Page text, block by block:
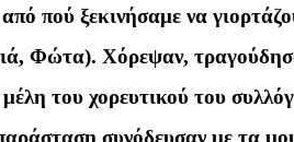
πού ξεκινήσαμε να
Φώτα). Χόρεψαν,
του χορευτικού του
συνόδευσαν με τα